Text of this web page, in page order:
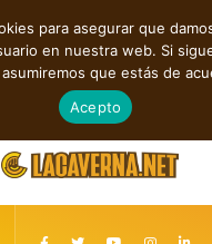
TENDENCIAS
ciclos y conexiones
agosto 9, 2026
para asegurar que
en nuestra web. Si
que estás de
Acepto